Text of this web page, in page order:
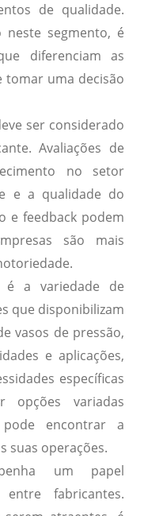
de qualidade.
neste segmento, é
diferenciam as
tomar uma decisão
ser considerado
Avaliações de
no setor
e a qualidade do
e feedback podem
são mais
é a variedade de
que disponibilizam
vasos de pressão,
e aplicações,
específicas
opções variadas
encontrar a
suas operações.
um papel
fabricantes.